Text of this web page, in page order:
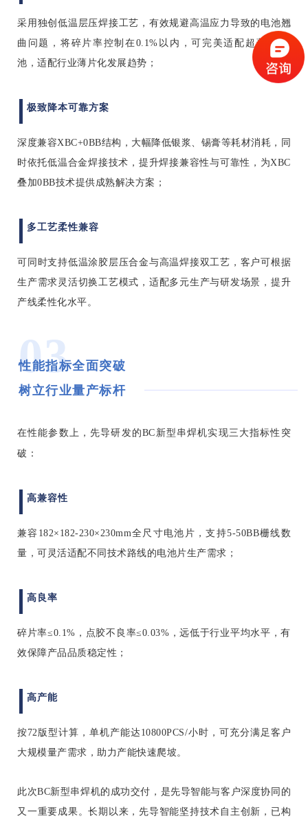
采用独创低温层压焊接工艺，有效规避高温应力导致的电池翘
曲问题，将碎片率控制在0.1%以内，可完美适配超薄BC电
池，适配行业薄片化发展趋势；
极致降本可靠方案
深度兼容XBC+0BB结构，大幅降低银浆、锡膏等耗材消耗，同
时依托低温合金焊接技术，提升焊接兼容性与可靠性，为XBC
叠加0BB技术提供成熟解决方案；
多工艺柔性兼容
可同时支持低温涂胶层压合金与高温焊接双工艺，客户可根据
生产需求灵活切换工艺模式，适配多元生产与研发场景，提升
产线柔性化水平。
03
性能指标全面突破
树立行业量产标杆
在性能参数上，先导研发的BC新型串焊机实现三大指标性突
破：
高兼容性
兼容182×182-230×230mm全尺寸电池片，支持5-50BB栅线数
量，可灵活适配不同技术路线的电池片生产需求 ；
高良率
碎片率≤0.1%，点胶不良率≤0.03%，远低于行业平均水平，有
效保障产品品质稳定性 ；
高产能
按72版型计算，单机产能达10800PCS/小时，可充分满足客户
大规模量产需求，助力产能快速爬坡。
此次BC新型串焊机的成功交付，是先导智能与客户深度协同的
又一重要成果。长期以来，先导智能坚持技术自主创新，已构